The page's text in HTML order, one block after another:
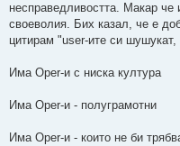
несправедливостта. Макар че
своеволия. Бих казал, че е
цитирам "user-ите си шушукат,
Има Oper-и с ниска култура
Има Oper-и - полуграмотни
Има Oper-и - които не би